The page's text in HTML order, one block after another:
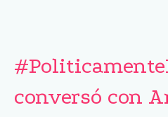
conversó con